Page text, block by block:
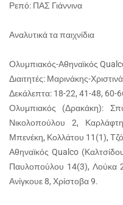
Ρεπό: ΠΑΣ Γιάννινα
Αναλυτικά τα παιχνίδια
Ολυμπιακός-Αθηναϊκός
Διαιτητές: Μαρινάκης-
Δεκάλεπτα: 18-22, 41-48, 60-
Ολυμπιακός (Δρακάκη):
Νικολοπούλου 2,
Μπενέκη, Κολλάτου 11(1),
Αθηναϊκός Qualco
Παυλοπούλου 14(3), Λούκα
Ανίγκουε 8, Χρίστοβα 9.